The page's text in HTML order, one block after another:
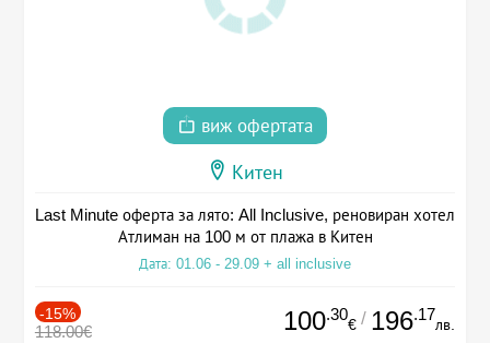
виж офертата
Китен
Last Minute оферта за лято: All Inclusive, реновиран хотел
Атлиман на 100 м от плажа в Китен
Дата: 01.06 - 29.09 + all inclusive
-15%
118.00€ 100.30
€ / 196.17
лв.